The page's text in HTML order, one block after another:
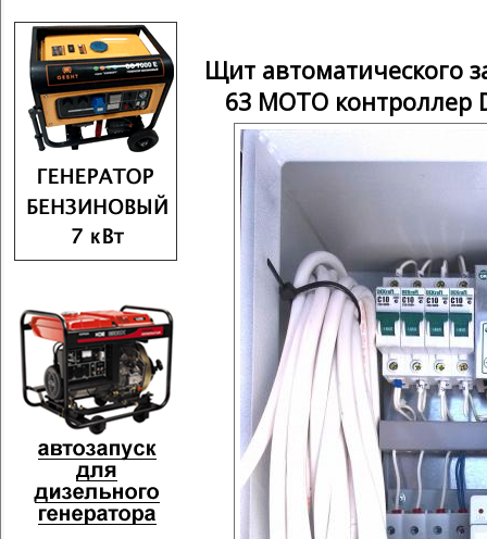
Щит автоматического
63 MOTO контроллер